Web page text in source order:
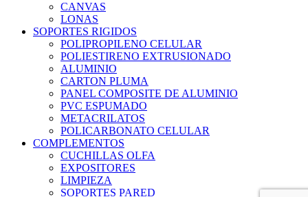
CANVAS
LONAS
SOPORTES RIGIDOS
POLIPROPILENO CELULAR
POLIESTIRENO EXTRUSIONADO
ALUMINIO
CARTON PLUMA
PANEL COMPOSITE DE ALUMINIO
PVC ESPUMADO
METACRILATOS
POLICARBONATO CELULAR
COMPLEMENTOS
CUCHILLAS OLFA
EXPOSITORES
LIMPIEZA
SOPORTES PARED